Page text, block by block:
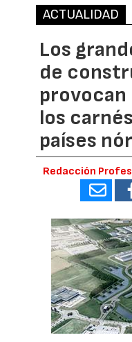
ACTUALIDAD
Los
de
provocan
los
países
Redacción